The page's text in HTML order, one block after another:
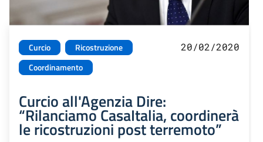
Curcio
Ricostruzione
Coordinamento
20/02/2020
Curcio all'Agenzia Dire:
“Rilanciamo CasaItalia, coordinerà
le ricostruzioni post terremoto”